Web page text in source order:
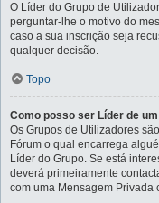
O Líder do Grupo de
perguntar-lhe o motivo do
caso a sua inscrição seja
qualquer decisão.
Topo
Como posso ser Líder de
Os Grupos de Utilizadores
Fórum o qual encarrega
Líder do Grupo. Se está
deverá primeiramente
com uma Mensagem Privada